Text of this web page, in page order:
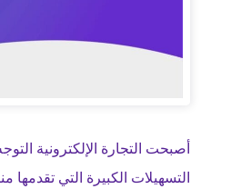
أصبحت التجارة الإلكترونية
التسهيلات الكبيرة التي